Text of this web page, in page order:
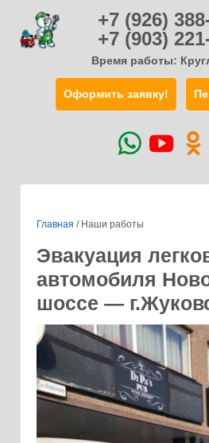
+7 (926)
+7 (903)
Время работы:
Оформить заявку!
Главная / Наши работы
Эвакуация
автомобиля
шоссе —